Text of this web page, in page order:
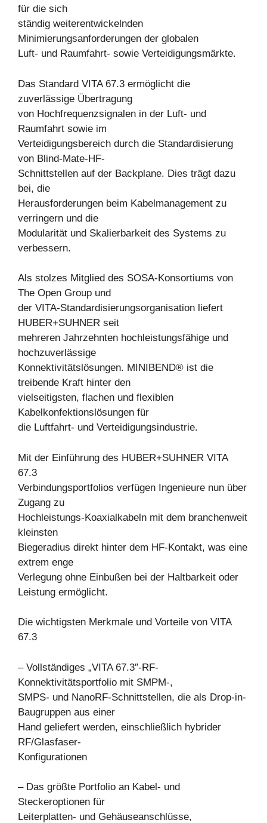
für die sich
ständig weiterentwickelnden
Minimierungsanforderungen der globalen
Luft- und Raumfahrt- sowie Verteidigungsmärkte.
Das Standard VITA 67.3 ermöglicht die
zuverlässige Übertragung
von Hochfrequenzsignalen in der Luft- und
Raumfahrt sowie im
Verteidigungsbereich durch die Standardisierung
von Blind-Mate-HF-
Schnittstellen auf der Backplane. Dies trägt dazu
bei, die
Herausforderungen beim Kabelmanagement zu
verringern und die
Modularität und Skalierbarkeit des Systems zu
verbessern.
Als stolzes Mitglied des SOSA-Konsortiums von
The Open Group und
der VITA-Standardisierungsorganisation liefert
HUBER+SUHNER seit
mehreren Jahrzehnten hochleistungsfähige und
hochzuverlässige
Konnektivitätslösungen. MINIBEND® ist die
treibende Kraft hinter den
vielseitigsten, flachen und flexiblen
Kabelkonfektionslösungen für
die Luftfahrt- und Verteidigungsindustrie.
Mit der Einführung des HUBER+SUHNER VITA
67.3
Verbindungsportfolios verfügen Ingenieure nun über
Zugang zu
Hochleistungs-Koaxialkabeln mit dem branchenweit
kleinsten
Biegeradius direkt hinter dem HF-Kontakt, was eine
extrem enge
Verlegung ohne Einbußen bei der Haltbarkeit oder
Leistung ermöglicht.
Die wichtigsten Merkmale und Vorteile von VITA
67.3
– Vollständiges „VITA 67.3″-RF-
Konnektivitätsportfolio mit SMPM-,
SMPS- und NanoRF-Schnittstellen, die als Drop-in-
Baugruppen aus einer
Hand geliefert werden, einschließlich hybrider
RF/Glasfaser-
Konfigurationen
– Das größte Portfolio an Kabel- und
Steckeroptionen für
Leiterplatten- und Gehäuseanschlüsse,